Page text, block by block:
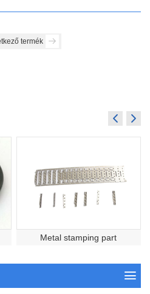
termék
Metal stamping part